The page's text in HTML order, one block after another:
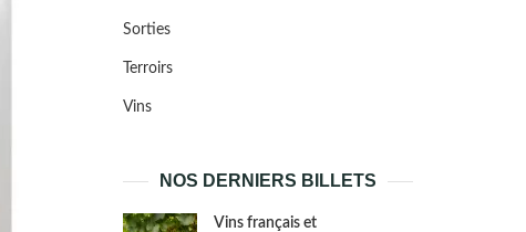
Sorties
Terroirs
Vins
NOS DERNIERS BILLETS
Vins français et